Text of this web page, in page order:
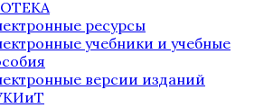
ресурсы
учебники и учебные
версии изданий